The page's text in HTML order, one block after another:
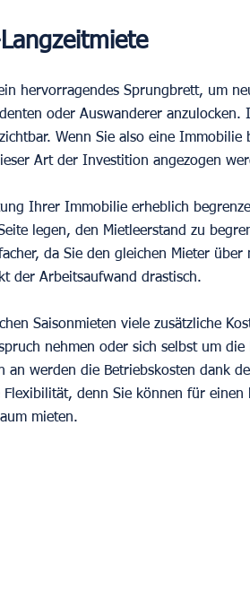
hervorragendes Sprungbrett, um
oder Auswanderer anzulocken.
Wenn Sie also eine Immobilie
Art der Investition angezogen
Ihrer Immobilie erheblich
legen, den Mietleerstand zu
da Sie den gleichen Mieter über
der Arbeitsaufwand drastisch.
Saisonmieten viele zusätzliche
nehmen oder sich selbst um
werden die Betriebskosten dank
Flexibilität, denn Sie können für
mieten.